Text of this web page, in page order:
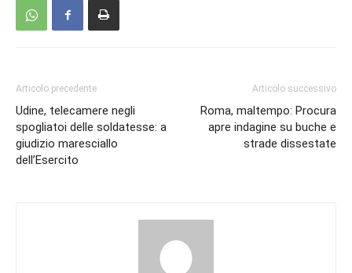
Articolo precedente
Udine, telecamere negli
spogliatoi delle soldatesse: a
giudizio maresciallo
dell’Esercito
Articolo successivo
Roma, maltempo: Procura
apre indagine su buche e
strade dissestate